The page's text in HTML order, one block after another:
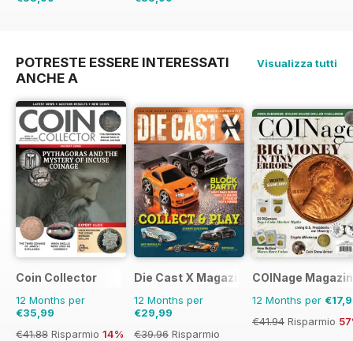
POTRESTE ESSERE INTERESSATI
ANCHE A
Visualizza tutti
Coin Collector
12 Months per
€35,99
€41.88 Risparmio 14%
Die Cast X Magazine
12 Months per
€29,99
€39.96 Risparmio
COINage
12 Months per
€41.94 Risparmio